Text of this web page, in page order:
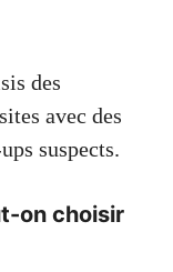
des
avec des
suspects.
on choisir